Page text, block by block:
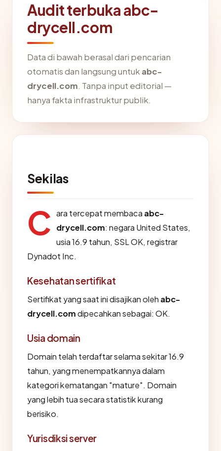
Audit terbuka abc-
drycell.com
Data di bawah berasal dari pencarian
otomatis dan langsung untuk abc-
drycell.com. Tanpa input editorial —
hanya fakta infrastruktur publik.
Sekilas
C ara tercepat membaca abc-
drycell.com: negara United States,
usia 16.9 tahun, SSL OK, registrar
Dynadot Inc.
Kesehatan sertifikat
Sertifikat yang saat ini disajikan oleh abc-
drycell.comdipecahkan sebagai: OK.
Usia domain
Domain telah terdaftar selama sekitar 16.9
tahun, yang menempatkannya dalam
kategori kematangan "mature". Domain
yang lebih tua secara statistik kurang
berisiko.
Yurisdiksi server